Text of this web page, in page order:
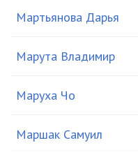
Мартьянова Дарья
Марута Владимир
Маруха Чо
Маршак Самуил